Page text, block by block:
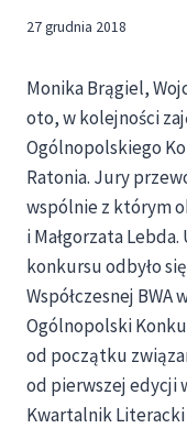
27 grudnia 2018
Monika Brągiel,
oto, w kolejności
Ogólnopolskiego
Ratonia. Jury
wspólnie z którym
i Małgorzata
konkursu odbyło
Współczesnej BWA
Ogólnopolski
od początku
od pierwszej edycji
Kwartalnik Literacki